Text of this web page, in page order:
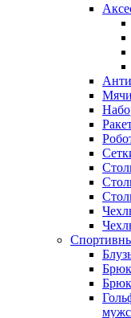
Мячи